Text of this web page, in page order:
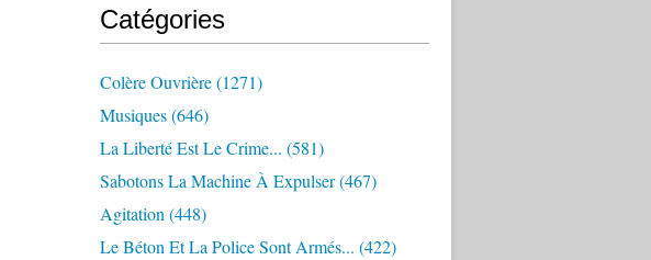
Catégories
Colère Ouvrière(1271)
Musiques(646)
La Liberté Est Le Crime... (581)
Sabotons La Machine À Expulser(467)
Agitation (448)
Le Béton Et La Police Sont Armés... (422)